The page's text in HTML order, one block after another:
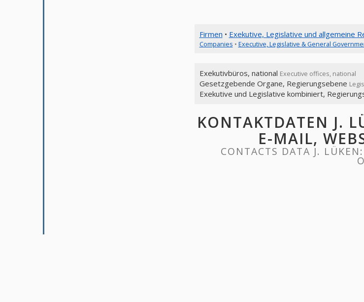
Firmen • Exekutive, Legislative und allgemeine
Companies • Executive, Legislative & General
Exekutivbüros, national Executive offices, national
Gesetzgebende Organe, Regierungsebene
Exekutive und Legislative kombiniert,
KONTAKTDATEN J.
E-MAIL,
CONTACTS DATA J.